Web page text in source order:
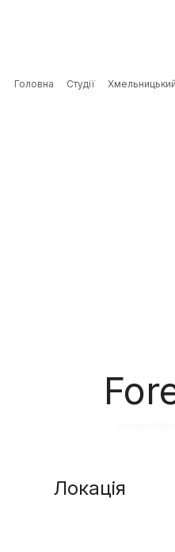
Головна Студії Хмельницький
Локація